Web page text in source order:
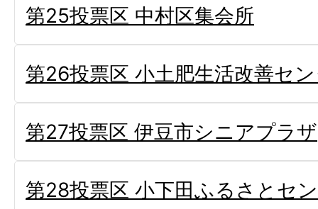
第25投票区 中村区集会所
第26投票区 小土肥生活改善セ
第27投票区 伊豆市シニアプラザ
第28投票区 小下田ふるさとセ